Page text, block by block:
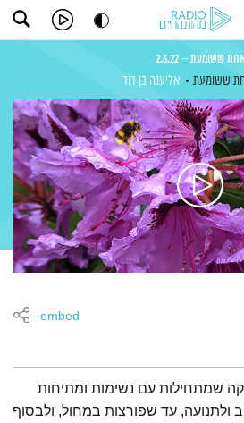
ששומעת – 2.6.22
ששומעת אליענה בן דוד
embed
שמתחילות עם נשימות ומתיחות
ולתנועה, עד שפורצות במחול, ולבסוף